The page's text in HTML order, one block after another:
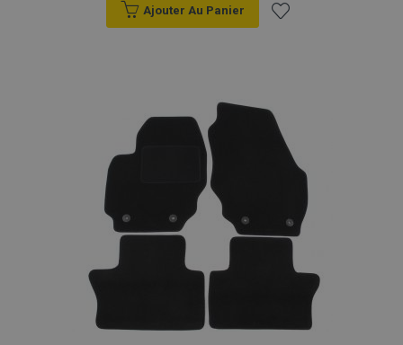
Ajouter Au Panier
liste
d'achats